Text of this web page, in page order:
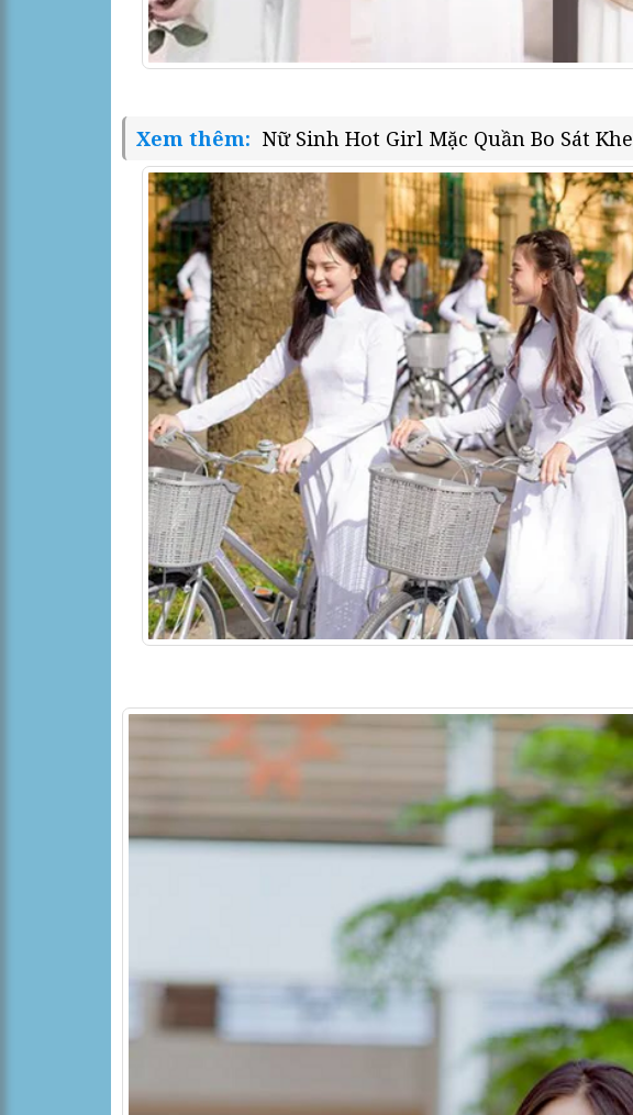
Xem thêm: Nữ Sinh Hot Girl Mặc Quần Bo Sát Khe